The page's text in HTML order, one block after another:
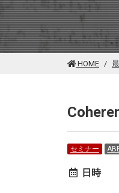
HOME
セミナー
日時